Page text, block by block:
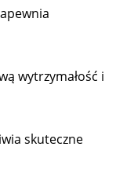
wytrzymałość i
skuteczne